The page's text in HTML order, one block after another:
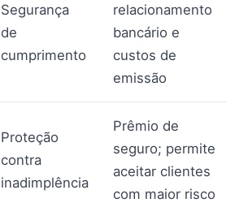
Segurança
de
cumprimento
relacionamento
bancário e
custos de
emissão
Proteção
contra
inadimplência
Prêmio de
seguro; permite
aceitar clientes
com maior risco